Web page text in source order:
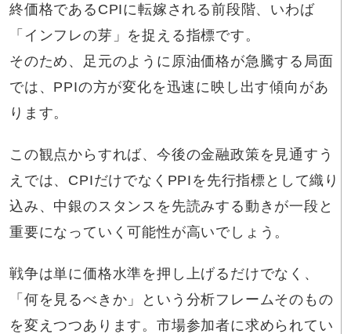
終価格であるCPIに転嫁される前段階、いわば
「インフレの芽」を捉える指標です。
そのため、足元のように原油価格が急騰する局面
では、PPIの方が変化を迅速に映し出す傾向があ
ります。
この観点からすれば、今後の金融政策を見通すう
えでは、CPIだけでなくPPIを先行指標として織り
込み、中銀のスタンスを先読みする動きが一段と
重要になっていく可能性が高いでしょう。
戦争は単に価格水準を押し上げるだけでなく、
「何を見るべきか」という分析フレームそのもの
を変えつつあります。市場参加者に求められてい